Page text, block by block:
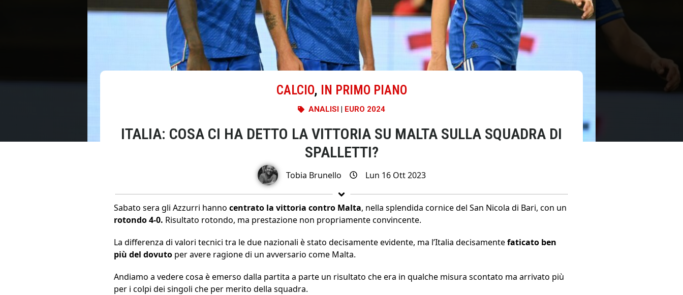
CALCIO, IN PRIMO PIANO
ANALISI | EURO 2024
ITALIA: COSA CI HA DETTO LA VITTORIA SU MALTA SULLA SQUADRA DI
SPALLETTI?
Tobia Brunello Lun 16 Ott 2023
Sabato sera gli Azzurri hanno centrato la vittoria contro Malta, nella splendida cornice del San Nicola di Bari, con un
rotondo 4-0. Risultato rotondo, ma prestazione non propriamente convincente.
La differenza di valori tecnici tra le due nazionali è stato decisamente evidente, ma l’Italia decisamentefaticato ben
più del dovuto per avere ragione di un avversario come Malta.
Andiamo a vedere cosa è emerso dalla partita a parte un risultato che era in qualche misura scontato ma arrivato più
per i colpi dei singoli che per merito della squadra.